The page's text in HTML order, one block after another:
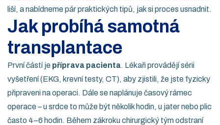
liší, a nabídneme pár praktických tipů, jak si proces usnadnit.
Jak probíhá samotná
transplantace
První částí je příprava pacienta. Lékaři provádějí sérii
vyšetření (EKG, krevní testy, CT), aby zjistili, že jste fyzicky
připraveni na operaci. Dále se naplánuje časový rámec
operace – u srdce to může být několik hodin, u jater nebo plic
často 4–6 hodin. Během zákroku chirurgický tým odstraní